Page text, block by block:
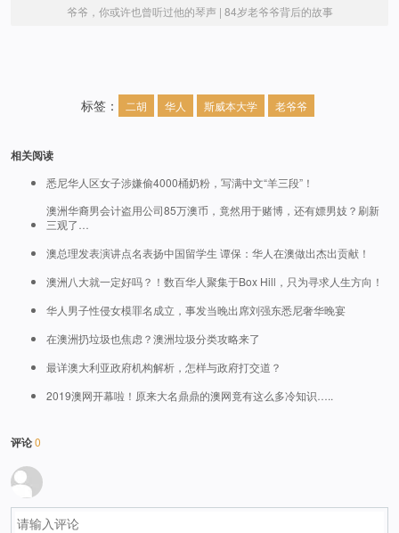
爷爷，你或许也曾听过他的琴声 | 84岁老爷爷背后的故事
标签： 二胡 华人 斯威本大学 老爷爷
相关阅读
悉尼华人区女子涉嫌偷4000桶奶粉，写满中文“羊三段”！
澳洲华裔男会计盗用公司85万澳币，竟然用于赌博，还有嫖男妓？刷新
三观了…
澳总理发表演讲点名表扬中国留学生 谭保：华人在澳做出杰出贡献！
澳洲八大就一定好吗？！数百华人聚集于Box Hill，只为寻求人生方向！
华人男子性侵女模罪名成立，事发当晚出席刘强东悉尼奢华晚宴
在澳洲扔垃圾也焦虑？澳洲垃圾分类攻略来了
最详澳大利亚政府机构解析，怎样与政府打交道？
2019澳网开幕啦！原来大名鼎鼎的澳网竟有这么多冷知识…..
评论0